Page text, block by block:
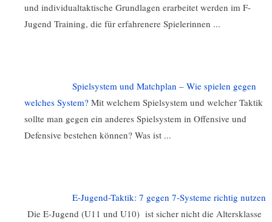
und individualtaktische Grundlagen erarbeitet werden im F-
Jugend Training, die für erfahrenere Spielerinnen ...
Spielsystem und Matchplan – Wie spielen gegen
welches System? Mit welchem Spielsystem und welcher Taktik
sollte man gegen ein anderes Spielsystem in Offensive und
Defensive bestehen können? Was ist ...
E-Jugend-Taktik: 7 gegen 7-Systeme richtig nutzen
Die E-Jugend (U11 und U10) ist sicher nicht die Altersklasse